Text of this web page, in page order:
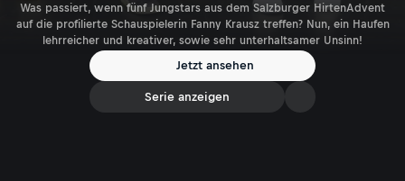
Was passiert, wenn fünf Jungstars aus dem Salzburger HirtenAdvent
auf die profilierte Schauspielerin Fanny Krausz treffen? Nun, ein Haufen
lehrreicher und kreativer, sowie sehr unterhaltsamer Unsinn!
Jetzt ansehen
Serie anzeigen